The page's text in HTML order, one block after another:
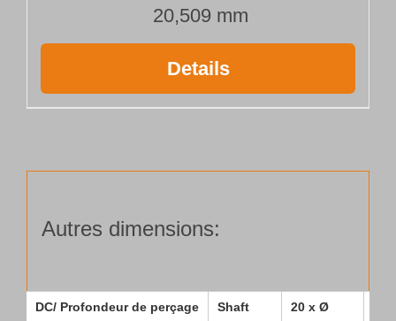
20,509 mm
Details
Autres dimensions:
DC/ Profondeur de perçage Shaft 20 x Ø